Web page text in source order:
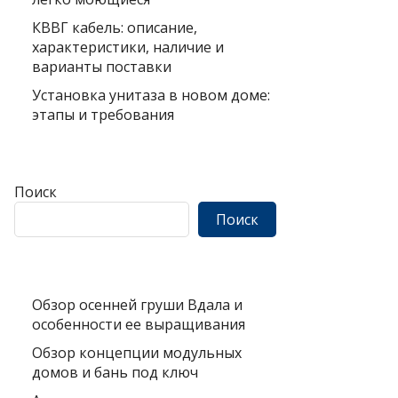
КВВГ кабель: описание,
характеристики, наличие и
варианты поставки
Установка унитаза в новом доме:
этапы и требования
Поиск
Поиск
Обзор осенней груши Вдала и
особенности ее выращивания
Обзор концепции модульных
домов и бань под ключ